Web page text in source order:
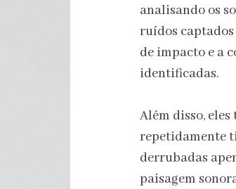
analisando os
ruídos
de impacto e a
identificadas.
Além disso,
repetidamente
derrubadas
paisagem